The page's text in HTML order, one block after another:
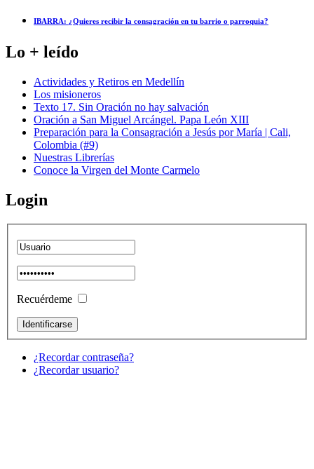
IBARRA: ¿Quieres recibir la consagración en tu barrio o parroquia?
Lo + leído
Actividades y Retiros en Medellín
Los misioneros
Texto 17. Sin Oración no hay salvación
Oración a San Miguel Arcángel. Papa León XIII
Preparación para la Consagración a Jesús por María | Cali,
Colombia (#9)
Nuestras Librerías
Conoce la Virgen del Monte Carmelo
Login
Recuérdeme
¿Recordar contraseña?
¿Recordar usuario?